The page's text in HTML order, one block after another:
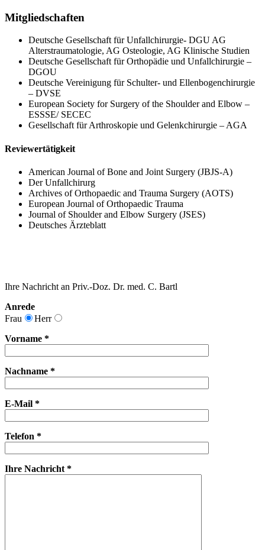
Mitgliedschaften
Deutsche Gesellschaft für Unfallchirurgie- DGU AG
Alterstraumatologie, AG Osteologie, AG Klinische Studien
Deutsche Gesellschaft für Orthopädie und Unfallchirurgie –
DGOU
Deutsche Vereinigung für Schulter- und Ellenbogenchirurgie
– DVSE
European Society for Surgery of the Shoulder and Elbow –
ESSSE/ SECEC
Gesellschaft für Arthroskopie und Gelenkchirurgie – AGA
Reviewertätigkeit
American Journal of Bone and Joint Surgery (JBJS-A)
Der Unfallchirurg
Archives of Orthopaedic and Trauma Surgery (AOTS)
European Journal of Orthopaedic Trauma
Journal of Shoulder and Elbow Surgery (JSES)
Deutsches Ärzteblatt
Ihre Nachricht an Priv.-Doz. Dr. med. C. Bartl
Anrede
Frau
Herr
Vorname *
Nachname *
E-Mail *
Telefon *
Ihre Nachricht *